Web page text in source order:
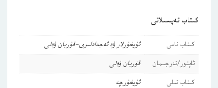
كىتاب تەپسىلاتى
كىتاب نامى
ئۇيغۇرلار ۋە ئەجدادلىرى-قۇربان ۋەلى
ئاپتور/تەرجىمان
قۇربان ۋەلى
كىتاب تىلى
ئۇيغۇرچە